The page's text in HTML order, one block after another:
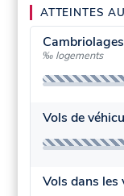
ATTEINTES
Cambriolages
‰ logements
Vols de
Vols dans les